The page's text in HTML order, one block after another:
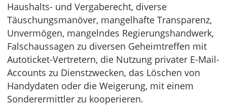
Haushalts- und Vergaberecht, diverse
Täuschungsmanöver, mangelhafte Transparenz,
Unvermögen, mangelndes Regierungshandwerk,
Falschaussagen zu diversen Geheimtreffen mit
Autoticket-Vertretern, die Nutzung privater E-Mail-
Accounts zu Dienstzwecken, das Löschen von
Handydaten oder die Weigerung, mit einem
Sonderermittler zu kooperieren.